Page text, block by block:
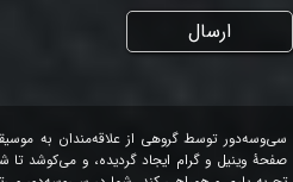
ارسال
سی‌وسه‌دور توسط گروهی از علاقه‌مندان به
صفحۀ وینیل و گرام ایجاد گردیده، و می‌کوشد تا